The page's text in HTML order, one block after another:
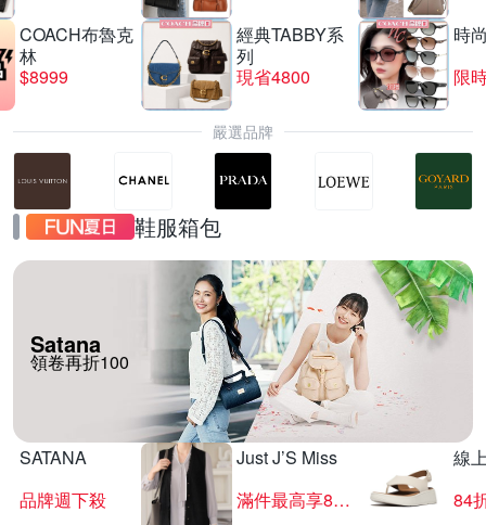
COACH布魯克
林
$8999
經典TABBY系
列
現省4800
時
限
嚴選品牌
鞋服箱包
Satana
領卷再折100
SATANA
品牌週下殺
Just J’S Miss
滿件最高享85折
線
84